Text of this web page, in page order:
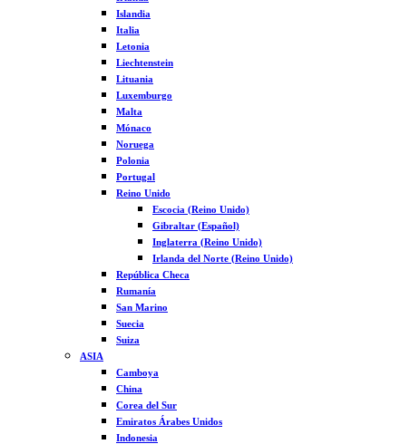
Islandia
Italia
Letonia
Liechtenstein
Lituania
Luxemburgo
Malta
Mónaco
Noruega
Polonia
Portugal
Reino Unido
Escocia (Reino Unido)
Gibraltar (Español)
Inglaterra (Reino Unido)
Irlanda del Norte (Reino Unido)
República Checa
Rumanía
San Marino
Suecia
Suiza
ASIA
Camboya
China
Corea del Sur
Emiratos Árabes Unidos
Indonesia